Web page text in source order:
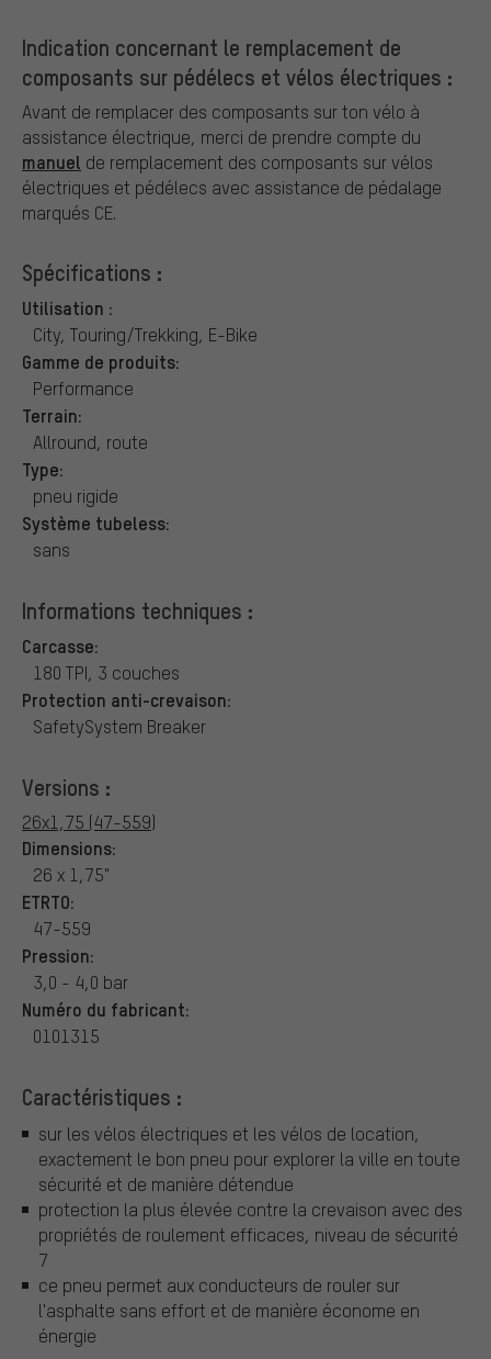
Indication concernant le remplacement de
composants sur pédélecs et vélos électriques :
Avant de remplacer des composants sur ton vélo à
assistance électrique, merci de prendre compte du
manuel de remplacement des composants sur vélos
électriques et pédélecs avec assistance de pédalage
marqués CE.
Spécifications :
Utilisation :
City, Touring/Trekking, E-Bike
Gamme de produits:
Performance
Terrain:
Allround, route
Type:
pneu rigide
Système tubeless:
sans
Informations techniques :
Carcasse:
180 TPI, 3 couches
Protection anti-crevaison:
SafetySystem Breaker
Versions :
26x1,75 (47-559)
Dimensions:
26 x 1,75"
ETRTO:
47-559
Pression:
3,0 - 4,0 bar
Numéro du fabricant:
0101315
Caractéristiques :
sur les vélos électriques et les vélos de location,
exactement le bon pneu pour explorer la ville en toute
sécurité et de manière détendue
protection la plus élevée contre la crevaison avec des
propriétés de roulement efficaces, niveau de sécurité
7
ce pneu permet aux conducteurs de rouler sur
l'asphalte sans effort et de manière économe en
énergie